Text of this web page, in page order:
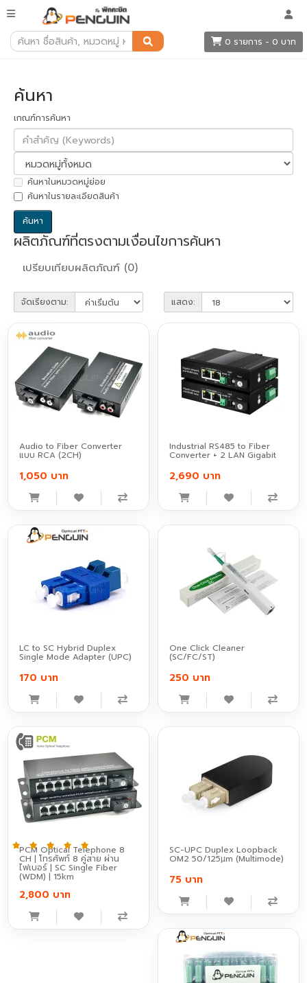
0 รายการ - 0 บาท
ค้นหา
ค้นหา
เกณฑ์การค้นหา
ค้นหาในหมวดหมู่ย่อย
ค้นหาในรายละเอียดสินค้า
ผลิตภัณฑ์ที่ตรงตามเงื่อนไขการค้นหา
เปรียบเทียบผลิตภัณฑ์ (0)
จัดเรียงตาม: แสดง:
Audio to Fiber Converter
แบบ RCA (2CH)
1,050 บาท
Industrial RS485 to Fiber
Converter + 2 LAN Gigabit
2,690 บาท
LC to SC Hybrid Duplex
Single Mode Adapter (UPC)
170 บาท
One Click Cleaner
(SC/FC/ST)
250 บาท
PCM Optical Telephone 8
CH | โทรศัพท์ 8 คู่สาย ผ่าน
ไฟเบอร์ | SC Single Fiber
(WDM) | 15km
2,800 บาท
SC-UPC Duplex Loopback
OM2 50/125µm (Multimode)
75 บาท